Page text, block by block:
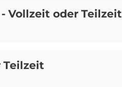
Vollzeit oder Teilzeit
Teilzeit